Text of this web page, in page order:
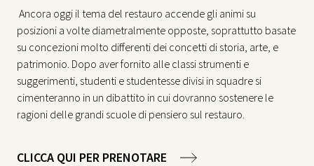
Ancora oggi il tema del restauro accende gli animi su
posizioni a volte diametralmente opposte, soprattutto basate
su concezioni molto differenti dei concetti di storia, arte, e
patrimonio. Dopo aver fornito alle classi strumenti e
suggerimenti, studenti e studentesse divisi in squadre si
cimenteranno in un dibattito in cui dovranno sostenere le
ragioni delle grandi scuole di pensiero sul restauro.
CLICCA QUI PER PRENOTARE